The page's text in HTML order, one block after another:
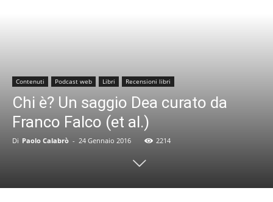
Contenuti Podcast web Libri Recensioni libri
Chi è? Un saggio Dea curato da
Franco Falco (et al.)
Di Paolo Calabrò - 24 Gennaio 2016 2214